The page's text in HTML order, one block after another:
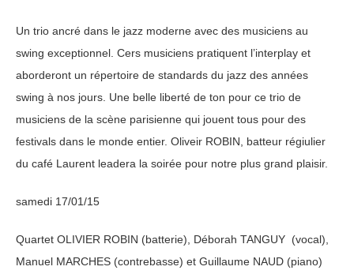
Un trio ancré dans le jazz moderne avec des musiciens au
swing exceptionnel. Cers musiciens pratiquent l’interplay et
aborderont un répertoire de standards du jazz des années
swing à nos jours. Une belle liberté de ton pour ce trio de
musiciens de la scène parisienne qui jouent tous pour des
festivals dans le monde entier. Oliveir ROBIN, batteur régiulier
du café Laurent leadera la soirée pour notre plus grand plaisir.
samedi 17/01/15
Quartet OLIVIER ROBIN (batterie), Déborah TANGUY (vocal),
Manuel MARCHES (contrebasse) et Guillaume NAUD (piano)